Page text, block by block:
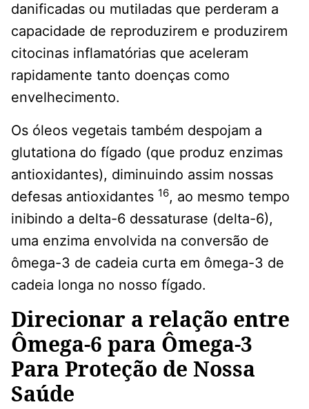
danificadas ou mutiladas que perderam a
capacidade de reproduzirem e produzirem
citocinas inflamatórias que aceleram
rapidamente tanto doenças como
envelhecimento.
Os óleos vegetais também despojam a
glutationa do fígado (que produz enzimas
antioxidantes), diminuindo assim nossas
defesas antioxidantes 16, ao mesmo tempo
inibindo a delta-6 dessaturase (delta-6),
uma enzima envolvida na conversão de
ômega-3 de cadeia curta em ômega-3 de
cadeia longa no nosso fígado.
Direcionar a relação entre
Ômega-6 para Ômega-3
Para Proteção de Nossa
Saúde